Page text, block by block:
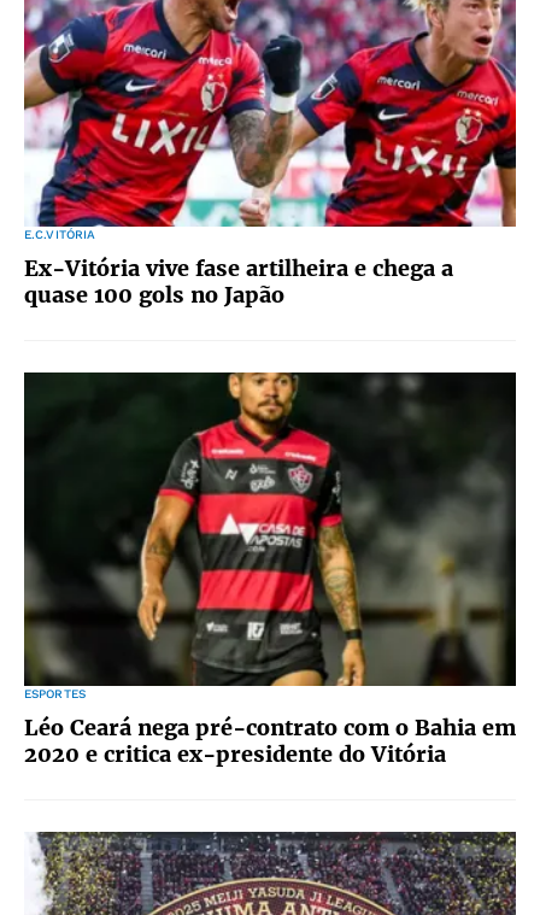
E.C.VITÓRIA
Ex-Vitória vive fase artilheira e chega a
quase 100 gols no Japão
ESPORTES
Léo Ceará nega pré-contrato com o Bahia em
2020 e critica ex-presidente do Vitória